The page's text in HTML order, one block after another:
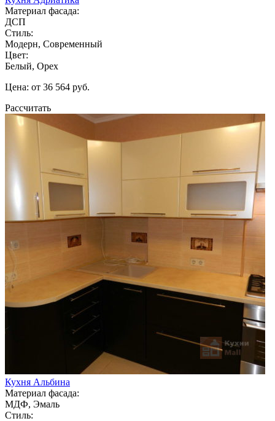
Материал фасада:
ДСП
Стиль:
Модерн, Современный
Цвет:
Белый, Орех
Цена: от 36 564 руб.
Рассчитать
Кухня Альбина
Материал фасада:
МДФ, Эмаль
Стиль: